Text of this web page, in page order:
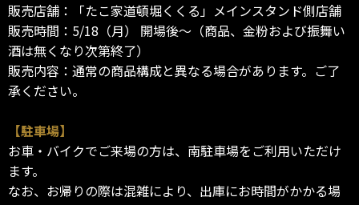
販売店舗：「たこ家道頓堀くくる」メインスタンド側店舗
販売時間：5/18（月） 開場後～（商品、金粉および振舞い
酒は無くなり次第終了）
販売内容：通常の商品構成と異なる場合があります。ご了
承ください。
【駐車場】
お車・バイクでご来場の方は、南駐車場をご利用いただけ
ます。
なお、お帰りの際は混雑により、出庫にお時間がかかる場